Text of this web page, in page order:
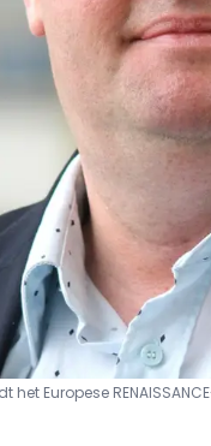
Europese